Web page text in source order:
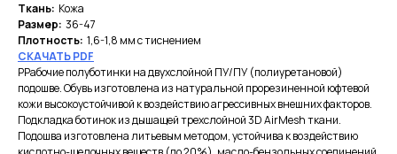
Ткань: Кожа
Размер: 36-47
Плотность: 1,6-1,8 мм с тиснением
СКАЧАТЬ PDF
РРабочие полуботинки на двухслойной ПУ/ПУ (полиуретановой)
подошве. Обувь изготовлена из натуральной прорезиненной юфтевой
кожи высокоустойчивой к воздействию агрессивных внешних факторов.
Подкладка ботинок из дышащей трехслойной 3D AirMesh ткани.
Подошва изготовлена литьевым методом, устойчива к воздействию